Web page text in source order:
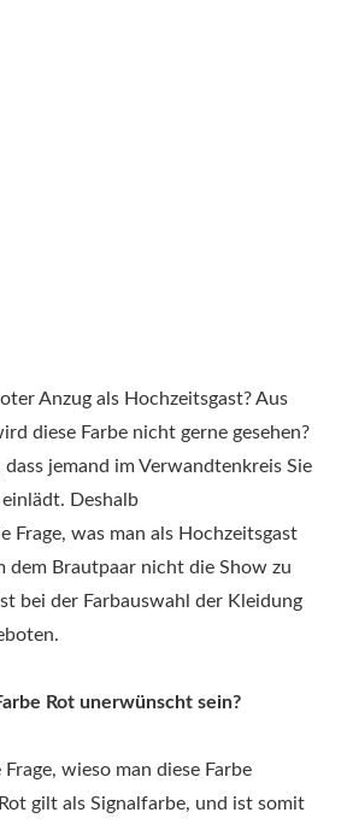
Anzug als Hochzeitsgast? Aus
diese Farbe nicht gerne gesehen?
jemand im Verwandtenkreis Sie
Deshalb
Frage, was man als Hochzeitsgast
dem Brautpaar nicht die Show zu
bei der Farbauswahl der Kleidung
Rot unerwünscht sein?
wieso man diese Farbe
gilt als Signalfarbe, und ist somit